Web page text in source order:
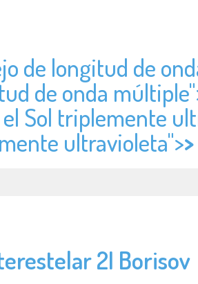
de longitud de
de onda
el Sol triplemente
ultravioleta">>
2I Borisov